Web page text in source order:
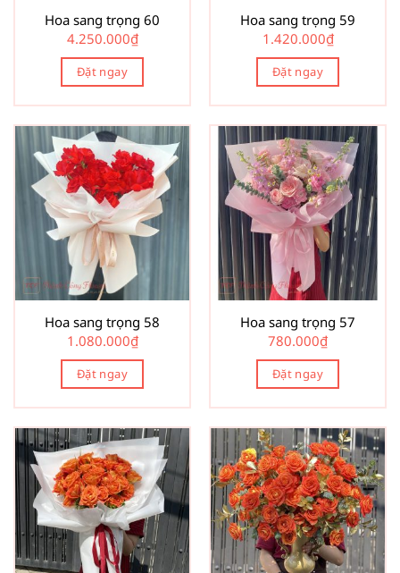
Hoa sang trọng 60
4.250.000₫
Đặt ngay
Hoa sang trọng 59
1.420.000₫
Đặt ngay
Hoa sang trọng 58
1.080.000₫
Đặt ngay
Hoa sang trọng 57
780.000₫
Đặt ngay